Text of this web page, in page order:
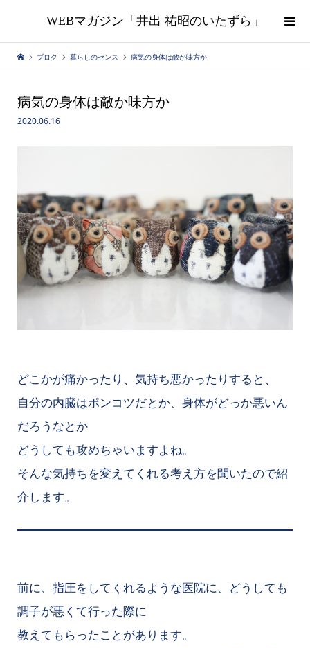
WEBマガジン「井出 祐昭のいたずら」
ブログ 暮らしのセンス 病気の身体は敵か味方か
病気の身体は敵か味方か
2020.06.16
どこかが痛かったり、気持ち悪かったりすると、
自分の内臓はポンコツだとか、身体がどっか悪いん
だろうなとか
どうしても攻めちゃいますよね。
そんな気持ちを変えてくれる考え方を聞いたので紹
介します。
前に、指圧をしてくれるような医院に、どうしても
調子が悪くて行った際に
教えてもらったことがあります。